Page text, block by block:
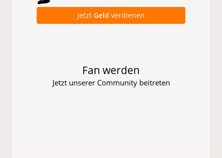
Jetzt Geld verdienen
Fan werden
Jetzt unserer Community beitreten